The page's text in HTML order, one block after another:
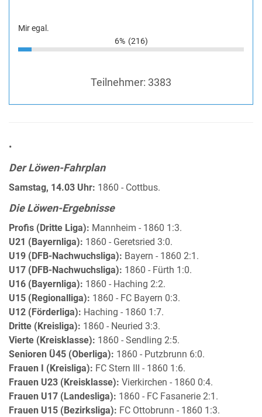
Mir egal.
6% (216)
Teilnehmer: 3383
•
Der Löwen-Fahrplan
Samstag, 14.03 Uhr: 1860 - Cottbus.
Die Löwen-Ergebnisse
Profis (Dritte Liga): Mannheim - 1860 1:3.
U21 (Bayernliga): 1860 - Geretsried 3:0.
U19 (DFB-Nachwuchsliga): Bayern - 1860 2:1.
U17 (DFB-Nachwuchsliga): 1860 - Fürth 1:0.
U16 (Bayernliga): 1860 - Haching 2:2.
U15 (Regionalliga): 1860 - FC Bayern 0:3.
U12 (Förderliga): Haching - 1860 1:7.
Dritte (Kreisliga): 1860 - Neuried 3:3.
Vierte (Kreisklasse): 1860 - Sendling 2:5.
Senioren Ü45 (Oberliga): 1860 - Putzbrunn 6:0.
Frauen I (Kreisliga): FC Stern III - 1860 1:6.
Frauen U23 (Kreisklasse): Vierkirchen - 1860 0:4.
Frauen U17 (Landesliga): 1860 - FC Fasanerie 2:1.
Frauen U15 (Bezirksliga): FC Ottobrunn - 1860 1:3.